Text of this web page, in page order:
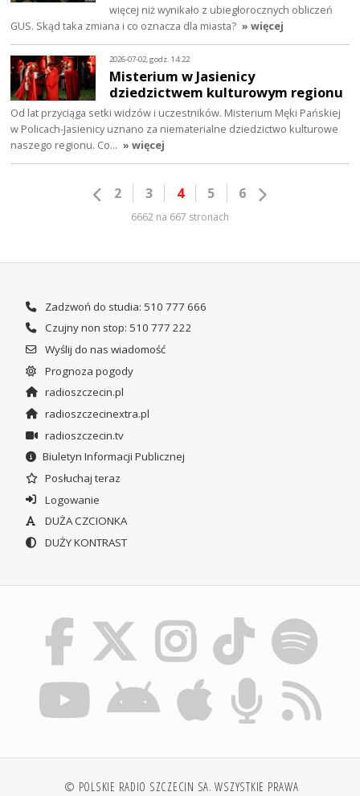
więcej niż wynikało z ubiegłorocznych obliczeń
GUS. Skąd taka zmiana i co oznacza dla miasta? » więcej
2026-07-02, godz. 14:22
Misterium w Jasienicy
dziedzictwem kulturowym regionu
Od lat przyciąga setki widzów i uczestników. Misterium Męki Pańskiej
w Policach-Jasienicy uznano za niematerialne dziedzictwo kulturowe
naszego regionu. Co… » więcej
2 3 4 5 6
6662 na 667 stronach
Zadzwoń do studia: 510 777 666
Czujny non stop: 510 777 222
Wyślij do nas wiadomość
Prognoza pogody
radioszczecin.pl
radioszczecinextra.pl
radioszczecin.tv
Biuletyn Informacji Publicznej
Posłuchaj teraz
Logowanie
DUŻA CZCIONKA
DUŻY KONTRAST
© POLSKIE RADIO SZCZECIN SA. WSZYSTKIE PRAWA